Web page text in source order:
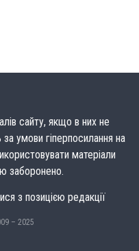
сайту, якщо в них не
умови гіперпосилання на
матеріали
заборонено.
з позицією редакції
– 2025